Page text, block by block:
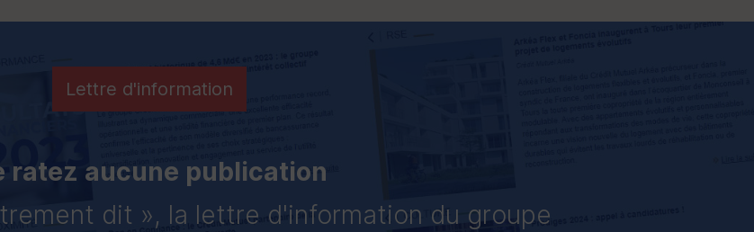
Lettre d'information
ratez aucune publication
dit », la lettre d'information du groupe